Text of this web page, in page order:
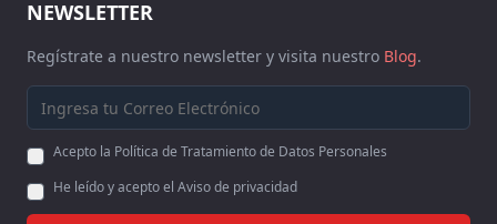
NEWSLETTER
Regístrate a nuestro newsletter y visita nuestro Blog.
Acepto la Política de Tratamiento de Datos Personales
He leído y acepto el Aviso de privacidad